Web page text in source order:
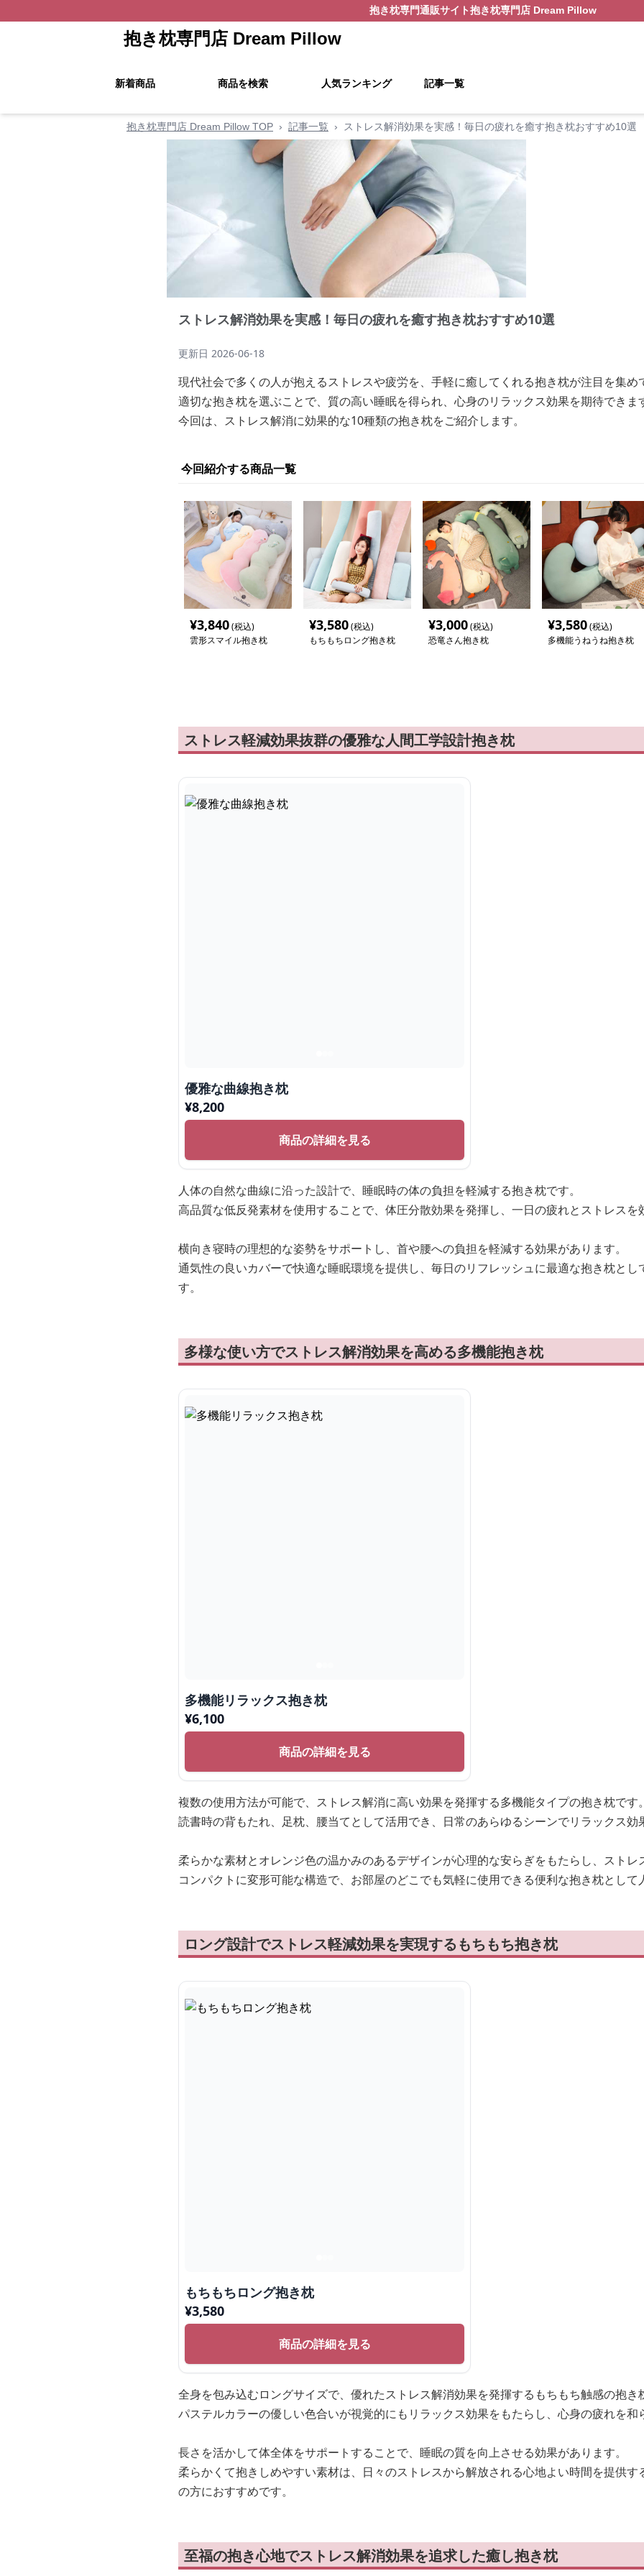
抱き枕専門通販サイト抱き枕専門店 Dream Pillow
抱き枕専門店 Dream Pillow
新着商品 商品を検索 人気ランキング 記事一覧
抱き枕専門店 Dream Pillow TOP › 記事一覧 › ストレス解消効果を実感！毎日の疲れを癒す抱き枕おすすめ10選
ストレス解消効果を実感！毎日の疲れを癒す抱き枕おすすめ10選
更新日 2026-06-18
現代社会で多くの人が抱えるストレスや疲労を、手軽に癒してくれる抱き枕が注目を集め
適切な抱き枕を選ぶことで、質の高い睡眠を得られ、心身のリラックス効果を期待できま
今回は、ストレス解消に効果的な10種類の抱き枕をご紹介します。
今回紹介する商品一覧
¥3,840(税込)
雲形スマイル抱き枕
¥3,580(税込)
もちもちロング抱き枕
¥3,000(税込)
恐竜さん抱き枕
¥3,580(税込)
多機能うねうね抱き枕
ストレス軽減効果抜群の優雅な人間工学設計抱き枕
優雅な曲線抱き枕
¥8,200
商品の詳細を見る
人体の自然な曲線に沿った設計で、睡眠時の体の負担を軽減する抱き枕です。
高品質な低反発素材を使用することで、体圧分散効果を発揮し、一日の疲れとストレスを
横向き寝時の理想的な姿勢をサポートし、首や腰への負担を軽減する効果があります。
通気性の良いカバーで快適な睡眠環境を提供し、毎日のリフレッシュに最適な抱き枕と
す。
多様な使い方でストレス解消効果を高める多機能抱き枕
多機能リラックス抱き枕
¥6,100
商品の詳細を見る
複数の使用方法が可能で、ストレス解消に高い効果を発揮する多機能タイプの抱き枕です
読書時の背もたれ、足枕、腰当てとして活用でき、日常のあらゆるシーンでリラックス効
柔らかな素材とオレンジ色の温かみのあるデザインが心理的な安らぎをもたらし、ストレ
コンパクトに変形可能な構造で、お部屋のどこでも気軽に使用できる便利な抱き枕として
ロング設計でストレス軽減効果を実現するもちもち抱き枕
もちもちロング抱き枕
¥3,580
商品の詳細を見る
全身を包み込むロングサイズで、優れたストレス解消効果を発揮するもちもち触感の抱き
パステルカラーの優しい色合いが視覚的にもリラックス効果をもたらし、心身の疲れを和
長さを活かして体全体をサポートすることで、睡眠の質を向上させる効果があります。
柔らかくて抱きしめやすい素材は、日々のストレスから解放される心地よい時間を提供
の方におすすめです。
至福の抱き心地でストレス解消効果を追求した癒し抱き枕